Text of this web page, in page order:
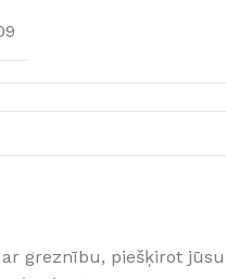
greznību, piešķirot jūsu